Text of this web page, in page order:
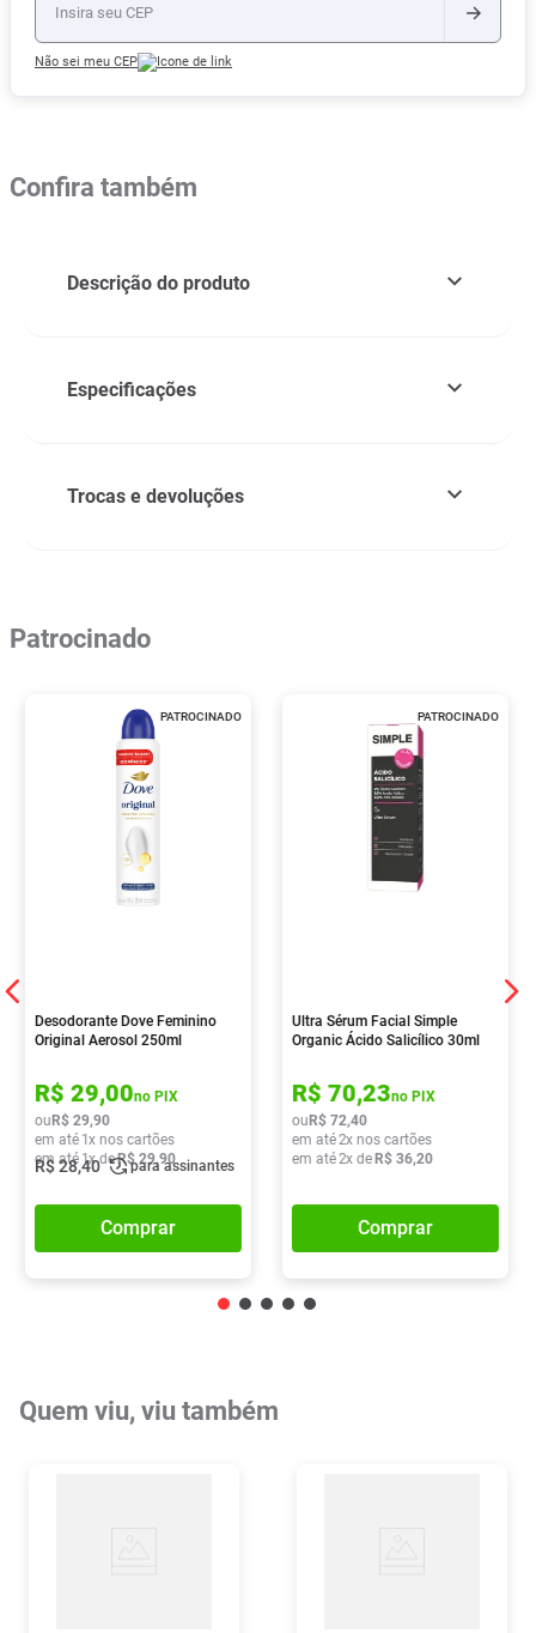
Não sei meu CEP
Confira também
Descrição do produto
Especificações
Trocas e devoluções
Patrocinado
PATROCINADO
Desodorante Dove Feminino
Original Aerosol 250ml
R$ 29,00no PIX
ou R$ 29,90
em até 1x nos cartões
em até 1x deR$ 29,90
R$28,40 para assinantes
Comprar
PATROCINADO
Ultra Sérum Facial Simple
Organic Ácido Salicílico 30ml
R$ 70,23no PIX
ou R$ 72,40
em até2x nos cartões
em até2x de R$ 36,20
Comprar
Quem viu, viu também